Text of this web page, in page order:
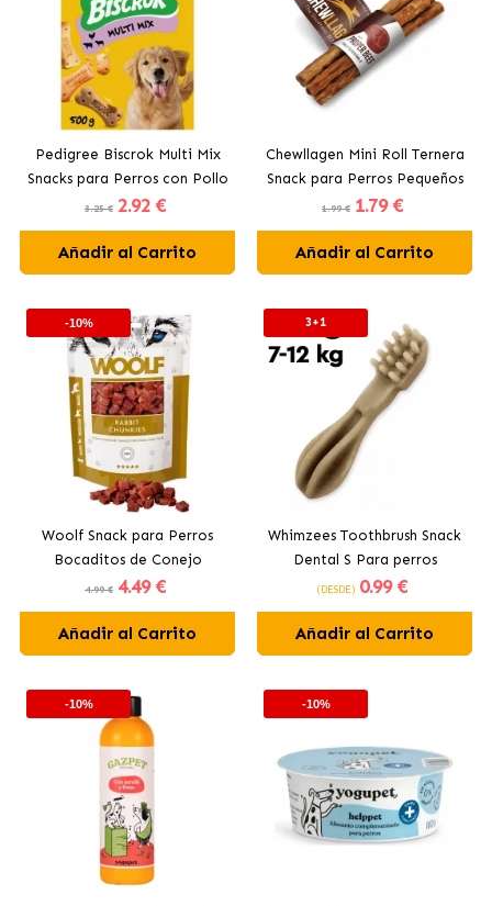
Pedigree Biscrok Multi Mix
Snacks para Perros con Pollo
Buey y Cordero
3.25 € 2.92 €
Añadir al Carrito
Chewllagen Mini Roll Ternera
Snack para Perros Pequeños
con Colágeno
1.99 € 1.79 €
Añadir al Carrito
-10%
Woolf Snack para Perros
Bocaditos de Conejo
4.99 € 4.49 €
Añadir al Carrito
3+1
Whimzees Toothbrush Snack
Dental S Para perros
Pequeños
(DESDE) 0.99 €
Añadir al Carrito
-10% -10%